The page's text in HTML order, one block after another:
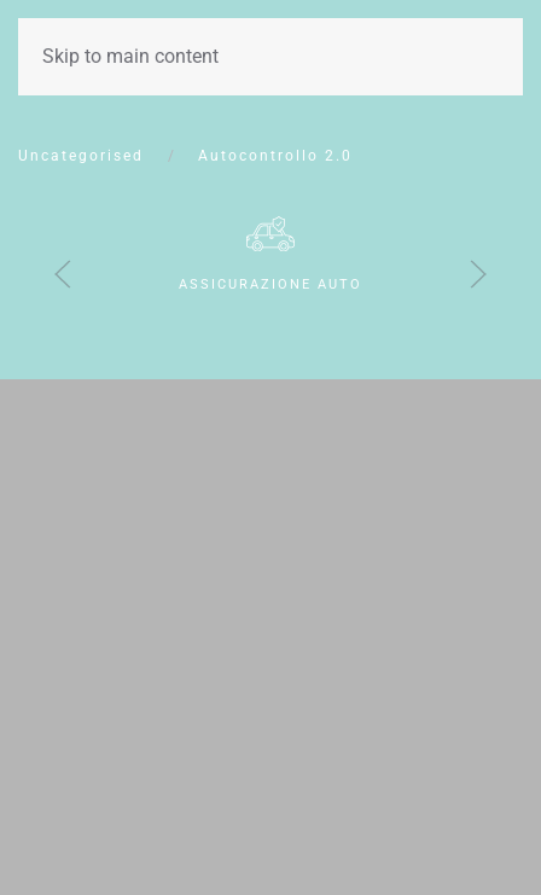
Skip to main content
Uncategorised Autocontrollo 2.0
ASSICURAZIONE AUTO